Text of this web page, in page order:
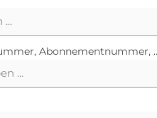
Abonnementnummer,